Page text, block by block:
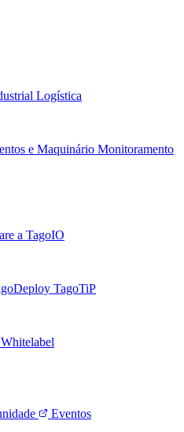
Logística
e Maquinário Monitoramento
a TagoIO
TagoTiP
Whitelabel
Eventos